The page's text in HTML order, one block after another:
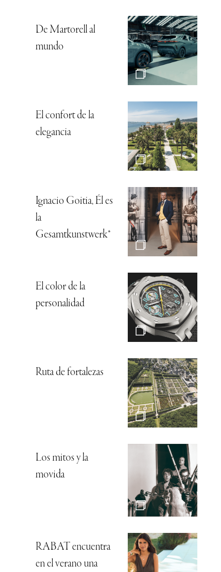
De Martorell al
mundo
El confort de la
elegancia
Ignacio Goitia, Él es
la
Gesamtkunstwerk*
El color de la
personalidad
Ruta de fortalezas
Los mitos y la
movida
RABAT encuentra
en el verano una